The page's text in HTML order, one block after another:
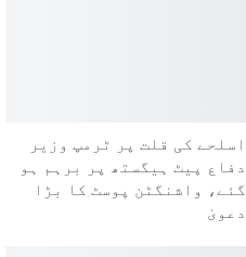
اسلحے کی قلت پر ٹرمپ وزیر
دفاع پیٹ ہیگستھ پر برہم ہو
گئے، واشنگٹن پوسٹ کا بڑا
دعویٰ